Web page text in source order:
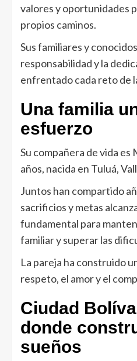
valores y oportunidades
propios caminos.
Sus familiares y
responsabilidad y la
enfrentado cada reto de
Una familia
esfuerzo
Su compañera de vida es
años, nacida en Tuluá,
Juntos han compartido
sacrificios y metas
fundamental para
familiar y superar las
La pareja ha construido
respeto, el amor y el
Ciudad
donde
sueños